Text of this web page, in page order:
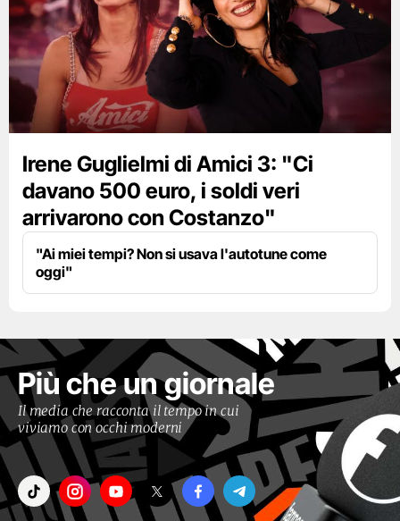
Irene Guglielmi di Amici 3: "Ci
davano 500 euro, i soldi veri
arrivarono con Costanzo"
"Ai miei tempi? Non si usava l'autotune come
oggi"
Più che un giornale
Il media che racconta il tempo in cui
viviamo con occhi moderni